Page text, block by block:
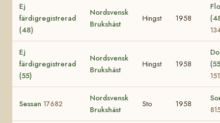
Ej
färdigregistrerad
(48)
Nordsvensk
Brukshäst
Hingst 1958
Ej
färdigregistrerad
(55)
Nordsvensk
Brukshäst
Hingst 1958
Sessan 17682
Nordsvensk
Brukshäst
Sto 1958